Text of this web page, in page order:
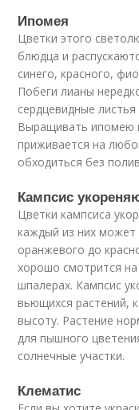
Ипомея
Цветки этого
блюдца и
синего, красного,
Побеги лианы
сердцевидные
Выращивать ипомею
приживается на
обходиться без
Кампсис
Цветки кампсиса
каждый из них может
оранжевого до
хорошо смотрится на
шпалерах. Кампсис
вьющихся растений,
высоту. Растение
для пышного
солнечные участки.
Клематис